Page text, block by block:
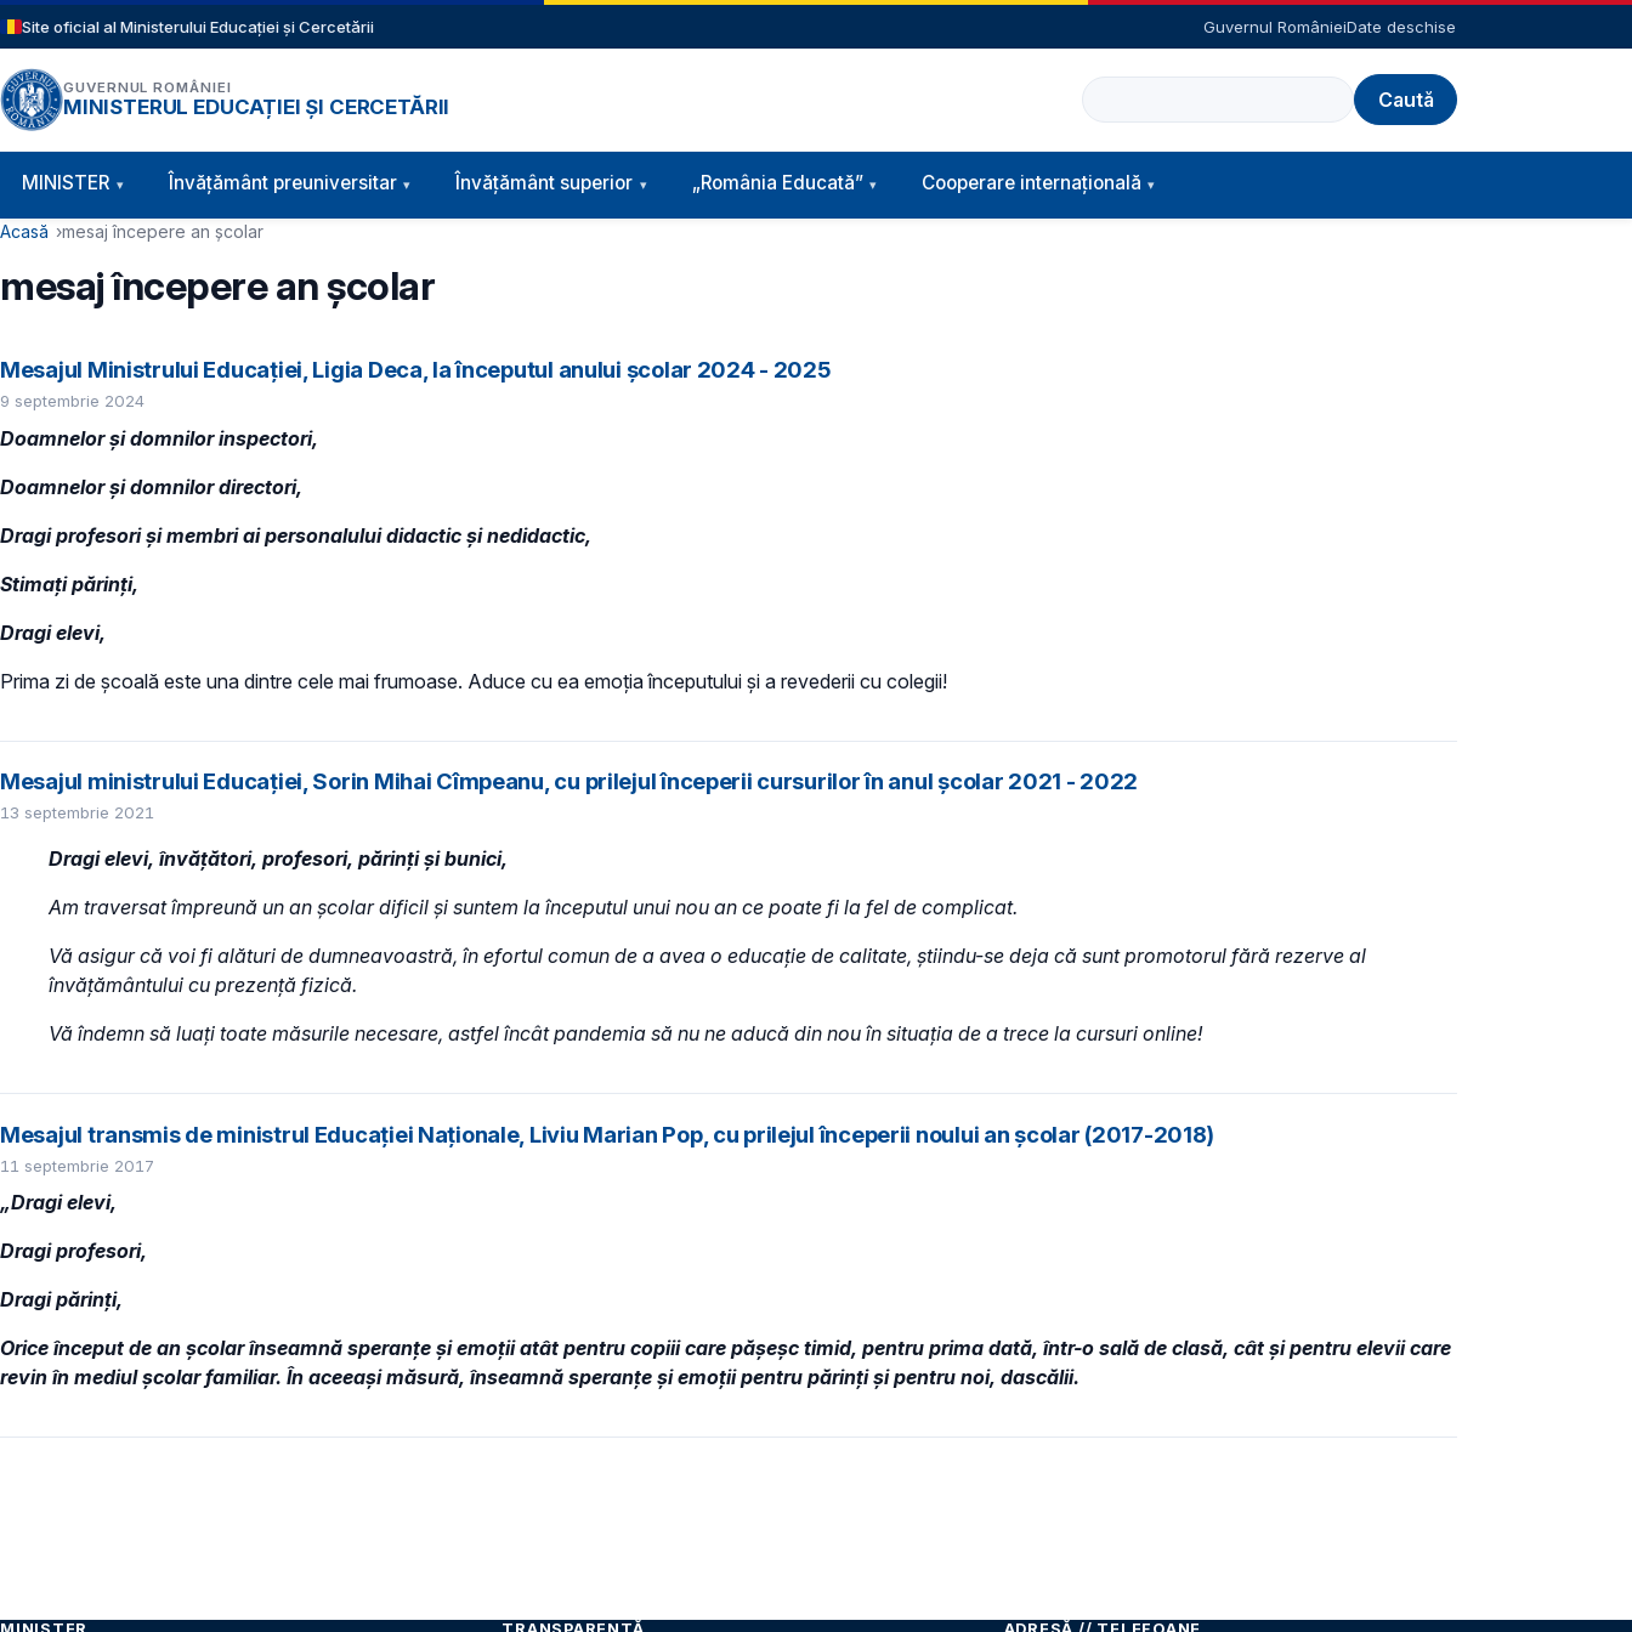
Sari la conținutul principal
Site oficial al Ministerului Educației și Cercetării Guvernul RomânieiDate deschise
GUVERNUL ROMÂNIEI
MINISTERUL EDUCAȚIEI ȘI CERCETĂRII
Caută
Navigație principală
MINISTER Învăţământ preuniversitar Învățământ superior „România Educată” Cooperare internațională
Cale de navigare
Acasă mesaj începere an școlar
mesaj începere an școlar
Mesajul Ministrului Educației, Ligia Deca, la începutul anului școlar 2024 - 2025
9 septembrie 2024
Doamnelor și domnilor inspectori,
Doamnelor și domnilor directori,
Dragi profesori și membri ai personalului didactic și nedidactic,
Stimați părinți,
Dragi elevi,
Prima zi de școală este una dintre cele mai frumoase. Aduce cu ea emoția începutului și a revederii cu colegii!
Mesajul ministrului Educației, Sorin Mihai Cîmpeanu, cu prilejul începerii cursurilor în anul școlar 2021 - 2022
13 septembrie 2021
Dragi elevi, învățători, profesori, părinți și bunici,
Am traversat împreună un an școlar dificil și suntem la începutul unui nou an ce poate fi la fel de complicat.
Vă asigur că voi fi alături de dumneavoastră, în efortul comun de a avea o educație de calitate, știindu-se deja că sunt promotorul fără rezerve al
învățământului cu prezență fizică.
Vă îndemn să luați toate măsurile necesare, astfel încât pandemia să nu ne aducă din nou în situația de a trece la cursuri online!
Mesajul transmis de ministrul Educației Naționale, Liviu Marian Pop, cu prilejul începerii noului an școlar (2017-2018)
11 septembrie 2017
„Dragi elevi,
Dragi profesori,
Dragi părinți,
Orice început de an școlar înseamnă speranţe şi emoții atât pentru copiii care păşeşc timid, pentru prima dată, într-o sală de clasă, cât și pentru elevii care
revin în mediul școlar familiar. În aceeași măsură, înseamnă speranţe şi emoții pentru părinţi și pentru noi, dascălii.